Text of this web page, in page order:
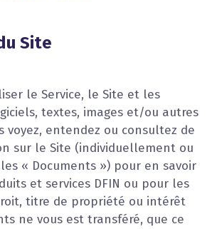
Site
le Service, le Site et les
textes, images et/ou autres
voyez, entendez ou consultez de
sur le Site (individuellement ou
« Documents ») pour en savoir
et services DFIN ou pour les
titre de propriété ou intérêt
ne vous est transféré, que ce